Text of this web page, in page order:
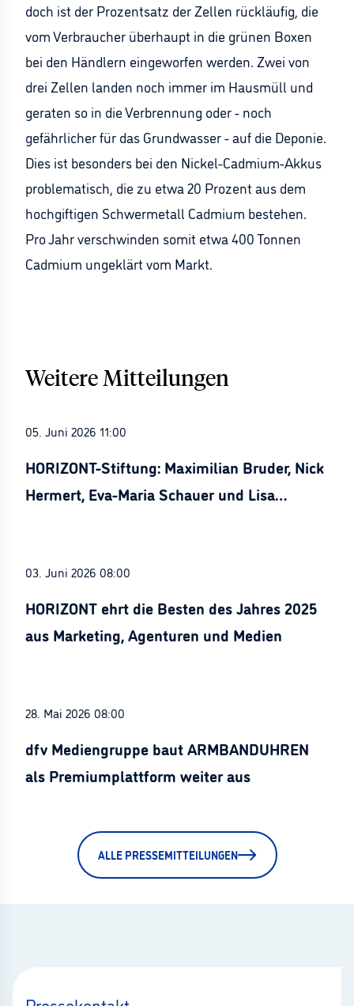
doch ist der Prozentsatz der Zellen rückläufig, die
vom Verbraucher überhaupt in die grünen Boxen
bei den Händlern eingeworfen werden. Zwei von
drei Zellen landen noch immer im Hausmüll und
geraten so in die Verbrennung oder - noch
gefährlicher für das Grundwasser - auf die Deponie.
Dies ist besonders bei den Nickel-Cadmium-Akkus
problematisch, die zu etwa 20 Prozent aus dem
hochgiftigen Schwermetall Cadmium bestehen.
Pro Jahr verschwinden somit etwa 400 Tonnen
Cadmium ungeklärt vom Markt.
Weitere Mitteilungen
05. Juni 2026 11:00
HORIZONT-Stiftung: Maximilian Bruder, Nick
Hermert, Eva-Maria Schauer und Lisa
03. Juni 2026 08:00
HORIZONT ehrt die Besten des Jahres 2025
aus Marketing, Agenturen und Medien
28. Mai 2026 08:00
dfv Mediengruppe baut ARMBANDUHREN
als Premiumplattform weiter aus
ALLE PRESSEMITTEILUNGEN